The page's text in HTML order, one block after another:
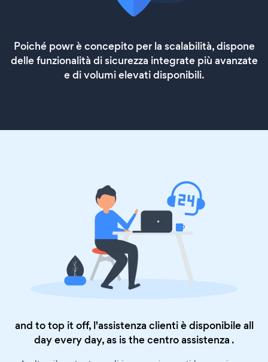
Poiché powr è concepito per la scalabilità, dispone
delle funzionalità di sicurezza integrate più avanzate
e di volumi elevati disponibili.
and to top it off, l'assistenza clienti è disponibile all
day every day, as is thecentro assistenza .